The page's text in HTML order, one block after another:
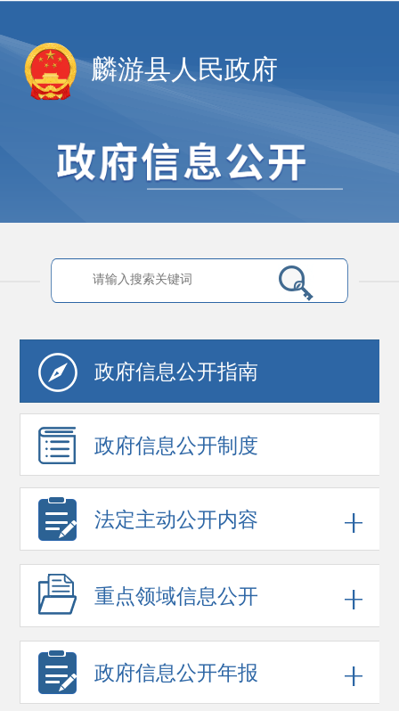
麟游县人民政府
政府信息公开指南
政府信息公开制度
法定主动公开内容
重点领域信息公开
政府信息公开年报